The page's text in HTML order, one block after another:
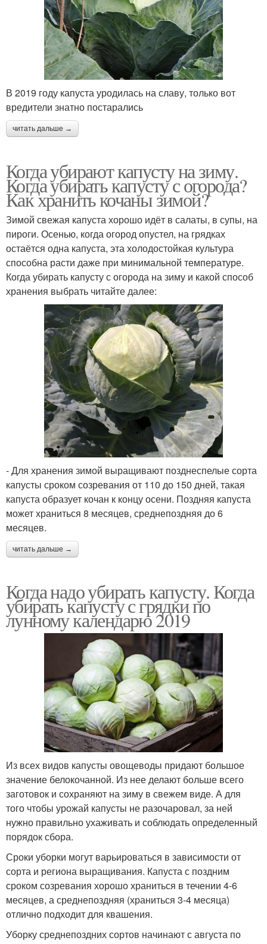
В 2019 году капуста уродилась на славу, только вот
вредители знатно постарались
читать дальше →
Когда убирают капусту на зиму.
Когда убирать капусту с огорода?
Как хранить кочаны зимой?
Зимой свежая капуста хорошо идёт в салаты, в супы, на
пироги. Осенью, когда огород опустел, на грядках
остаётся одна капуста, эта холодостойкая культура
способна расти даже при минимальной температуре.
Когда убирать капусту с огорода на зиму и какой способ
хранения выбрать читайте далее:
- Для хранения зимой выращивают позднеспелые сорта
капусты сроком созревания от 110 до 150 дней, такая
капуста образует кочан к концу осени. Поздняя капуста
может храниться 8 месяцев, среднепоздняя до 6
месяцев.
читать дальше →
Когда надо убирать капусту. Когда
убирать капусту с грядки по
лунному календарю 2019
Из всех видов капусты овощеводы придают большое
значение белокочанной. Из нее делают больше всего
заготовок и сохраняют на зиму в свежем виде. А для
того чтобы урожай капусты не разочаровал, за ней
нужно правильно ухаживать и соблюдать определенный
порядок сбора.
Сроки уборки могут варьироваться в зависимости от
сорта и региона выращивания. Капуста с поздним
сроком созревания хорошо храниться в течении 4-6
месяцев, а среднепоздняя (храниться 3-4 месяца)
отлично подходит для квашения.
Уборку среднепоздних сортов начинают с августа по